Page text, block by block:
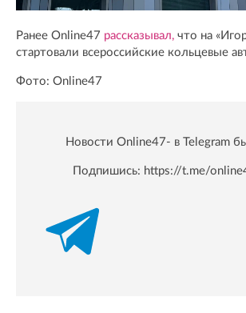
Ранее Online47 рассказывал, что на
стартовали всероссийские кольцевые
Фото: Online47
Новости Online47- в Telegram
Подпишись: https://t.me/